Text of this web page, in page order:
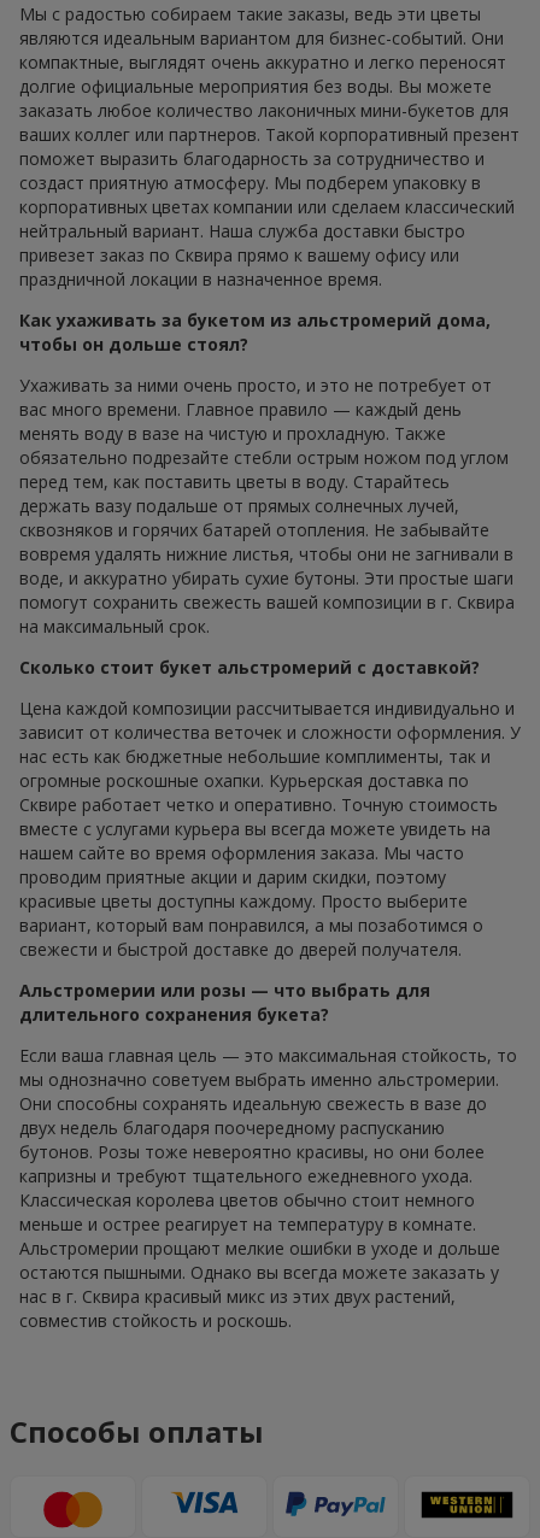
Мы с радостью собираем такие заказы, ведь эти цветы
являются идеальным вариантом для бизнес-событий. Они
компактные, выглядят очень аккуратно и легко переносят
долгие официальные мероприятия без воды. Вы можете
заказать любое количество лаконичных мини-букетов для
ваших коллег или партнеров. Такой корпоративный презент
поможет выразить благодарность за сотрудничество и
создаст приятную атмосферу. Мы подберем упаковку в
корпоративных цветах компании или сделаем классический
нейтральный вариант. Наша служба доставки быстро
привезет заказ по Сквира прямо к вашему офису или
праздничной локации в назначенное время.
Как ухаживать за букетом из альстромерий дома,
чтобы он дольше стоял?
Ухаживать за ними очень просто, и это не потребует от
вас много времени. Главное правило — каждый день
менять воду в вазе на чистую и прохладную. Также
обязательно подрезайте стебли острым ножом под углом
перед тем, как поставить цветы в воду. Старайтесь
держать вазу подальше от прямых солнечных лучей,
сквозняков и горячих батарей отопления. Не забывайте
вовремя удалять нижние листья, чтобы они не загнивали в
воде, и аккуратно убирать сухие бутоны. Эти простые шаги
помогут сохранить свежесть вашей композиции в г. Сквира
на максимальный срок.
Сколько стоит букет альстромерий с доставкой?
Цена каждой композиции рассчитывается индивидуально и
зависит от количества веточек и сложности оформления. У
нас есть как бюджетные небольшие комплименты, так и
огромные роскошные охапки. Курьерская доставка по
Сквире работает четко и оперативно. Точную стоимость
вместе с услугами курьера вы всегда можете увидеть на
нашем сайте во время оформления заказа. Мы часто
проводим приятные акции и дарим скидки, поэтому
красивые цветы доступны каждому. Просто выберите
вариант, который вам понравился, а мы позаботимся о
свежести и быстрой доставке до дверей получателя.
Альстромерии или розы — что выбрать для
длительного сохранения букета?
Если ваша главная цель — это максимальная стойкость, то
мы однозначно советуем выбрать именно альстромерии.
Они способны сохранять идеальную свежесть в вазе до
двух недель благодаря поочередному распусканию
бутонов. Розы тоже невероятно красивы, но они более
капризны и требуют тщательного ежедневного ухода.
Классическая королева цветов обычно стоит немного
меньше и острее реагирует на температуру в комнате.
Альстромерии прощают мелкие ошибки в уходе и дольше
остаются пышными. Однако вы всегда можете заказать у
нас в г. Сквира красивый микс из этих двух растений,
совместив стойкость и роскошь.
Способы оплаты